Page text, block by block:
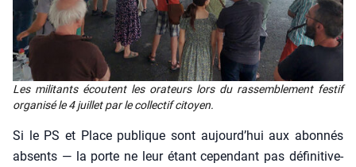
Les mili­tants écoutent les ora­teurs lors du ras­sem­ble­ment fes­tif
orga­ni­sé le 4 juillet par le col­lec­tif citoyen.
Si le PS et Place publique sont aujourd’­hui aux abon­nés
absents — la porte ne leur étant cepen­dant pas défi­ni­ti­ve­